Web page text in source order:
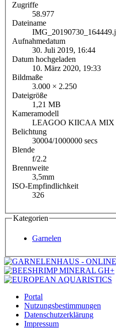
Zugriffe
58.977
Dateiname
Aufnahmedatum
30. Juli 2019, 16:44
Datum hochgeladen
10. März 2020, 19:33
Bildmaße
3.000 × 2.250
Dateigröße
1,21 MB
Kameramodell
LEAGOO KIICAA MIX
Belichtung
30004/1000000 secs
Blende
f/2.2
Brennweite
3,5mm
ISO-Empfindlichkeit
326
Kategorien
Garnelen
Portal
Nutzungsbestimmungen
Datenschutzerklärung
Impressum